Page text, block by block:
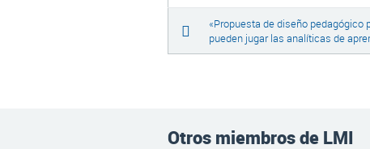
«Propuesta de diseño pedagógico
pueden jugar las analíticas de
Otros miembros de LMI